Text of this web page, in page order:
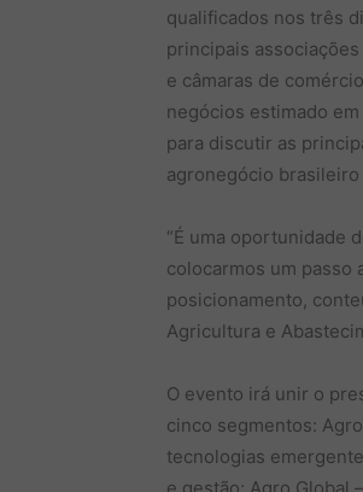
qualificados nos três
principais
e câmaras de
negócios estimado
para discutir as
agronegócio
“É uma oportunidade
colocarmos um passo
posicionamento,
Agricultura e
O evento irá unir o
cinco segmentos:
tecnologias